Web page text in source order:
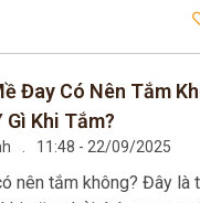
Đay Có Nên Tắm
Gì Khi Tắm?
11:48 - 22/09/2025
nên tắm không? Đây là